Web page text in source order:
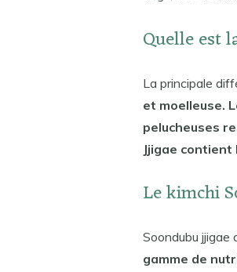
Quelle est
La principale
et moelleuse.
pelucheuses
Jjigae contient
Le kimchi
Soondubu jjigae
gamme de